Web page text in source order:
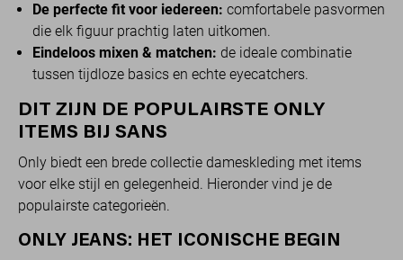
De perfecte fit voor iedereen: comfortabele pasvormen
die elk figuur prachtig laten uitkomen.
Eindeloos mixen & matchen: de ideale combinatie
tussen tijdloze basics en echte eyecatchers.
DIT ZIJN DE POPULAIRSTE ONLY
ITEMS BIJ SANS
Only biedt een brede collectie dameskleding met items
voor elke stijl en gelegenheid. Hieronder vind je de
populairste categorieën.
ONLY JEANS: HET ICONISCHE BEGIN